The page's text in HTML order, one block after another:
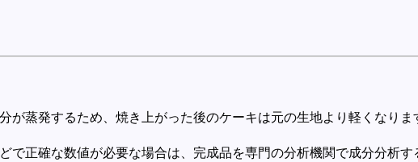
が蒸発するため、焼き上がった後のケーキは元の生地より軽くなりま
で正確な数値が必要な場合は、完成品を専門の分析機関で成分分析す